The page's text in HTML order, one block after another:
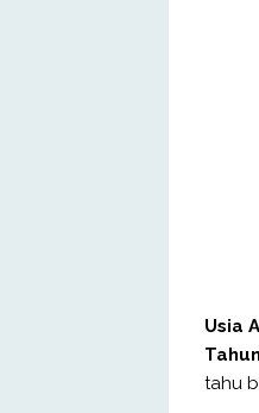
Usia
tahu